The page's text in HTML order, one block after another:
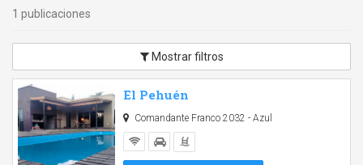
1 publicaciones
Mostrar filtros
El Pehuén
Comandante Franco 2032 - Azul